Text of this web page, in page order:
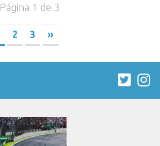
Página 1 de 3
2 3 »